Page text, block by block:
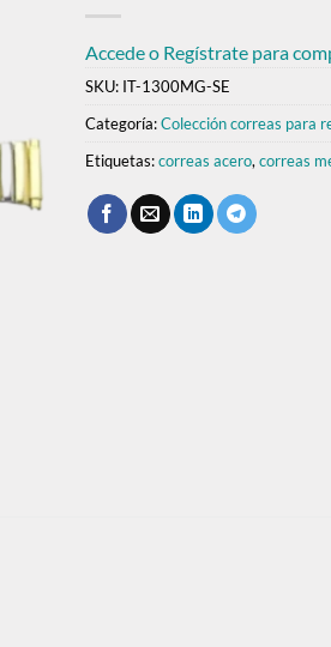
Accede o Regístrate para
SKU: IT-1300MG-SE
Categoría:Colección correas para
Etiquetas:correas acero, correas